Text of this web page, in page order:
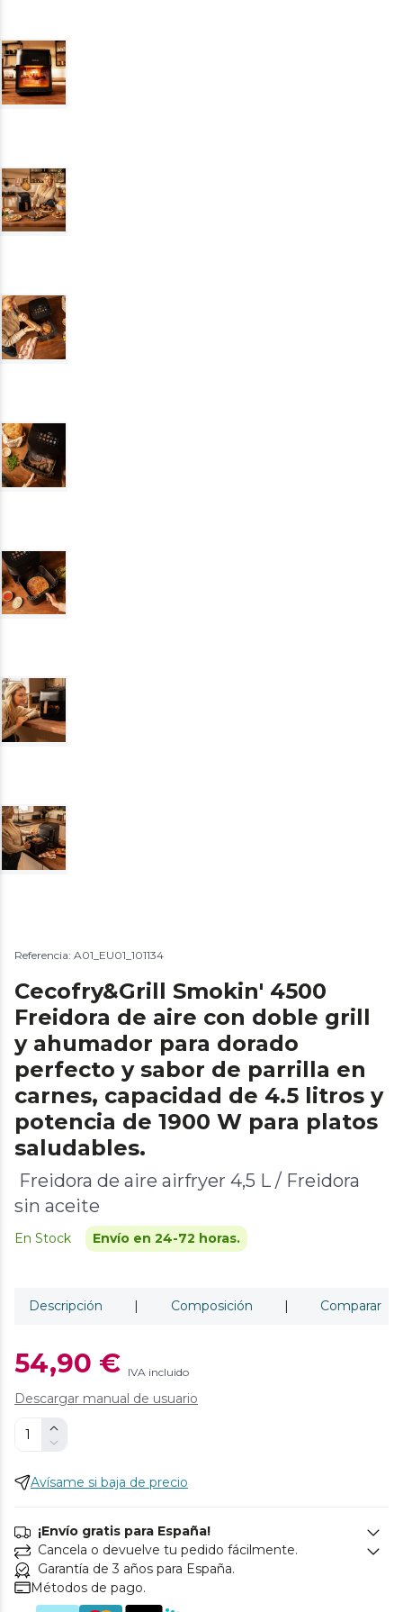
Referencia: A01_EU01_101134
Cecofry&Grill Smokin' 4500
Freidora de aire con doble grill
y ahumador para dorado
perfecto y sabor de parrilla en
carnes, capacidad de 4.5 litros y
potencia de 1900 W para platos
saludables.
Freidora de aire airfryer 4,5 L / Freidora
sin aceite
En Stock Envío en 24-72 horas.
Descripción | Composición | Comparar
54,90 € IVA incluido
Descargar manual de usuario
Avísame si baja de precio
¡Envío gratis para España!
Cancela o devuelve tu pedido fácilmente.
Garantía de 3 años para España.
Métodos de pago.